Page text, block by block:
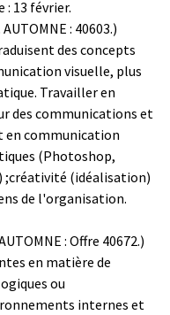
13 février.
: 40603.)
des concepts
visuelle, plus
Travailler en
des communications et
en communication
(Photoshop,
;créativité (idéalisation)
de l'organisation.
: Offre 40672.)
en matière de
ou
internes et